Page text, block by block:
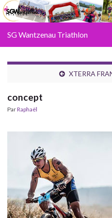
SG Wantzenau Triathlon
XTERRA
concept
ParRaphaël